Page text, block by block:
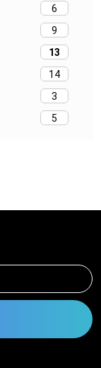
6
9
13
14
3
5